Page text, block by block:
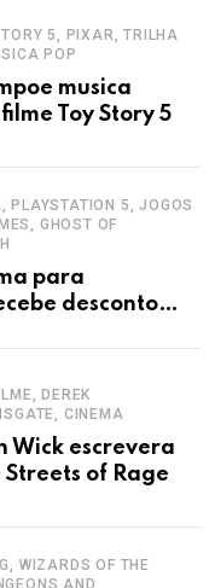
5, PIXAR, TRILHA
POP
musica
Toy Story 5
PLAYSTATION 5, JOGOS
GHOST OF
para
desconto
DEREK
CINEMA
Wick escrevera
of Rage
WIZARDS OF THE
AND